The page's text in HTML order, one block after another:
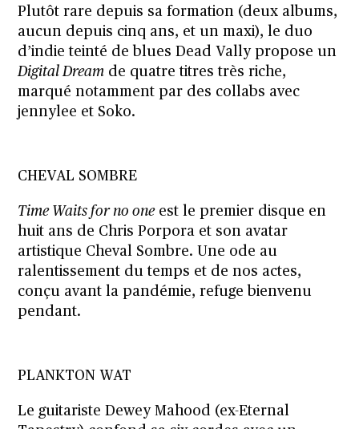
Plutôt rare depuis sa formation (deux albums,
aucun depuis cinq ans, et un maxi), le duo
d’indie teinté de blues Dead Vally propose un
Digital Dream de quatre titres très riche,
marqué notamment par des collabs avec
jennylee et Soko.
CHEVAL SOMBRE
Time Waits for no oneest le premier disque en
huit ans de Chris Porpora et son avatar
artistique Cheval Sombre. Une ode au
ralentissement du temps et de nos actes,
conçu avant la pandémie, refuge bienvenu
pendant.
PLANKTON WAT
Le guitariste Dewey Mahood (ex-Eternal